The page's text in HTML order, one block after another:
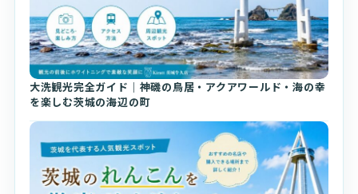
大洗観光完全ガイド｜神磯の鳥居・アクアワールド・海の幸
を楽しむ茨城の海辺の町